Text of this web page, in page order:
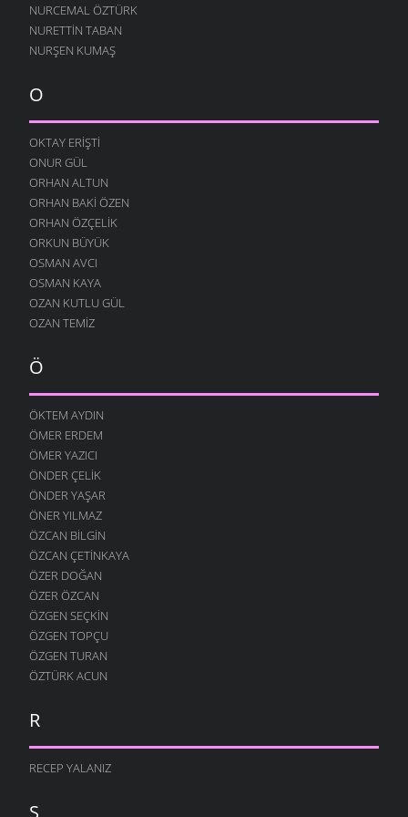
7 OCAK 2008
BE HÜZÜN
27 ARALIK 2007
24 ARALIK 2007
DÖNMÜŞÜM
19 ARALIK 2007
ÜŞÜRÜM SENSIZ
17 ARALIK 2007
ZORUMA GIDER
13 ARALIK 2007
HEP SEN GELIRSIN
11 ARALIK 2007
SARHOŞ OLMUŞ
7 ARALIK 2007
ÇOK SEVERIM
29 KASIM 2007
29 KASIM 2007
GERI ÇEVIRMIŞ
27 KASIM 2007
GÜNEŞ ÇALMIŞ
24 KASIM 2007
YÜZ BULAMADIM
15 KASIM 2007
DÖNMÜŞSÜN
11 KASIM 2007
KIM ÜZDÜ SENI ?
6 KASIM 2007
GIDERIM
CANAN GELECEK
19 EKIM 2007
GÜZEL OLURSUN
NURCEMAL ÖZTÜRK
NURETTIN TABAN
NURŞEN KUMAŞ
O
OKTAY ERIŞTI
ONUR GÜL
ORHAN ALTUN
ORHAN BAKI ÖZEN
ORHAN ÖZÇELIK
ORKUN BÜYÜK
OSMAN AVCI
OSMAN KAYA
OZAN KUTLU GÜL
OZAN TEMIZ
Ö
ÖKTEM AYDIN
ÖMER ERDEM
ÖMER YAZICI
ÖNDER ÇELIK
ÖNDER YAŞAR
ÖNER YILMAZ
ÖZCAN BILGIN
ÖZCAN ÇETINKAYA
ÖZER DOĞAN
ÖZER ÖZCAN
ÖZGEN SEÇKIN
ÖZGEN TOPÇU
ÖZGEN TURAN
ÖZTÜRK ACUN
R
RECEP YALANIZ
S